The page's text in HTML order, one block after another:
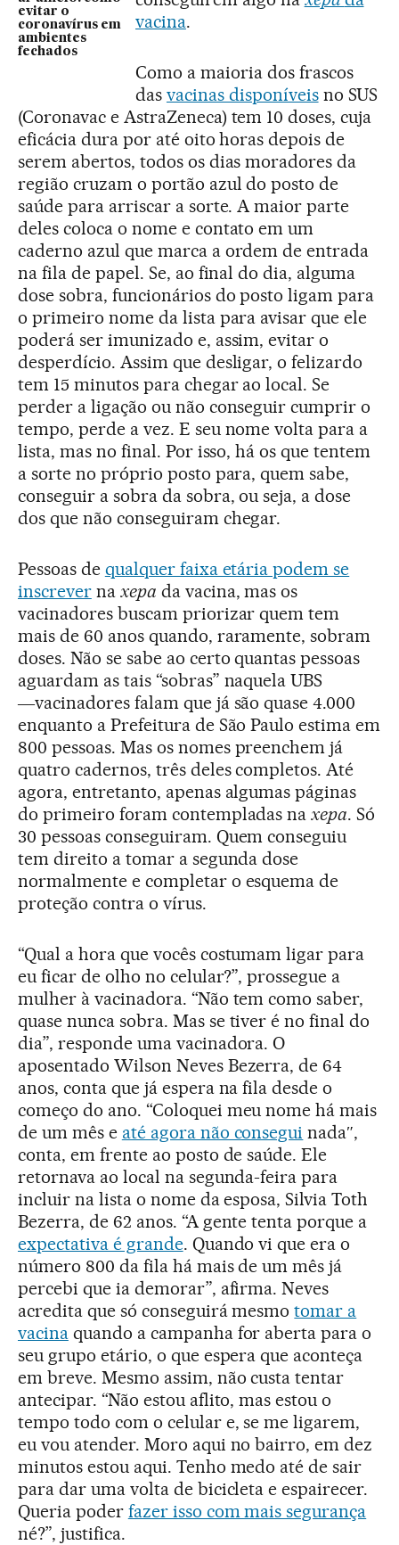
evitar o
coronavírus em
ambientes
fechados
vacina.
Como a maioria dos frascos
das vacinas disponíveisno SUS
(Coronavac e AstraZeneca) tem 10 doses, cuja
eficácia dura por até oito horas depois de
serem abertos, todos os dias moradores da
região cruzam o portão azul do posto de
saúde para arriscar a sorte. A maior parte
deles coloca o nome e contato em um
caderno azul que marca a ordem de entrada
na fila de papel. Se, ao final do dia, alguma
dose sobra, funcionários do posto ligam para
o primeiro nome da lista para avisar que ele
poderá ser imunizado e, assim, evitar o
desperdício. Assim que desligar, o felizardo
tem 15 minutos para chegar ao local. Se
perder a ligação ou não conseguir cumprir o
tempo, perde a vez. E seu nome volta para a
lista, mas no final. Por isso, há os que tentem
a sorte no próprio posto para, quem sabe,
conseguir a sobra da sobra, ou seja, a dose
dos que não conseguiram chegar.
Pessoas de qualquer faixa etária podem se
inscreverna xepa da vacina, mas os
vacinadores buscam priorizar quem tem
mais de 60 anos quando, raramente, sobram
doses. Não se sabe ao certo quantas pessoas
aguardam as tais “sobras” naquela UBS
―vacinadores falam que já são quase 4.000
enquanto a Prefeitura de São Paulo estima em
800 pessoas. Mas os nomes preenchem já
quatro cadernos, três deles completos. Até
agora, entretanto, apenas algumas páginas
do primeiro foram contempladas naxepa. Só
30 pessoas conseguiram. Quem conseguiu
tem direito a tomar a segunda dose
normalmente e completar o esquema de
proteção contra o vírus.
“Qual a hora que vocês costumam ligar para
eu ficar de olho no celular?”, prossegue a
mulher à vacinadora. “Não tem como saber,
quase nunca sobra. Mas se tiver é no final do
dia”, responde uma vacinadora. O
aposentado Wilson Neves Bezerra, de 64
anos, conta que já espera na fila desde o
começo do ano. “Coloquei meu nome há mais
de um mês e até agora não consegui nada″,
conta, em frente ao posto de saúde. Ele
retornava ao local na segunda-feira para
incluir na lista o nome da esposa, Silvia Toth
Bezerra, de 62 anos. “A gente tenta porque a
expectativa é grande. Quando vi que era o
número 800 da fila há mais de um mês já
percebi que ia demorar”, afirma. Neves
acredita que só conseguirá mesmotomar a
vacinaquando a campanha for aberta para o
seu grupo etário, o que espera que aconteça
em breve. Mesmo assim, não custa tentar
antecipar. “Não estou aflito, mas estou o
tempo todo com o celular e, se me ligarem,
eu vou atender. Moro aqui no bairro, em dez
minutos estou aqui. Tenho medo até de sair
para dar uma volta de bicicleta e espairecer.
Queria poder fazer isso com mais segurança
né?”, justifica.